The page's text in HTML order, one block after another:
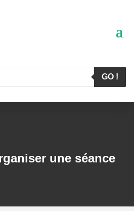
GO !
une séance